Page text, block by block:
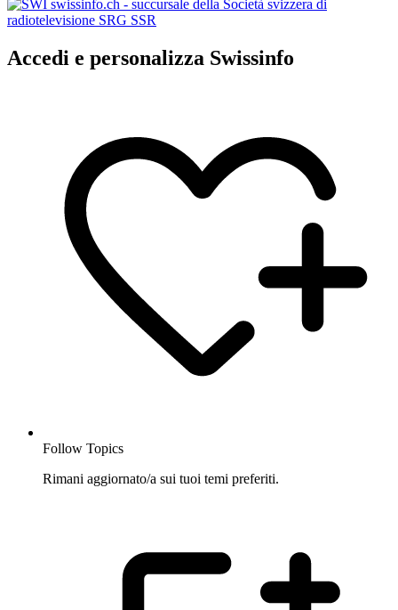
Accedi e personalizza Swissinfo
Follow Topics
Rimani aggiornato/a sui tuoi temi preferiti.